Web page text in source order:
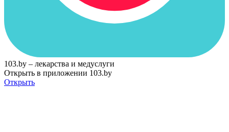
103.by – лекарства и медуслуги
Открыть в приложении 103.by
Открыть